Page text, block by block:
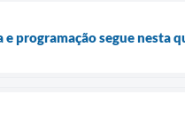
programação segue nesta